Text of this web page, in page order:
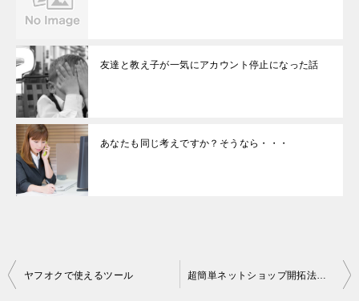
友達と教え子が一気にアカウント停止になった話
あなたも同じ考えですか？そうなら・・・
投
稿
ナ
ヤフオクで使えるツール